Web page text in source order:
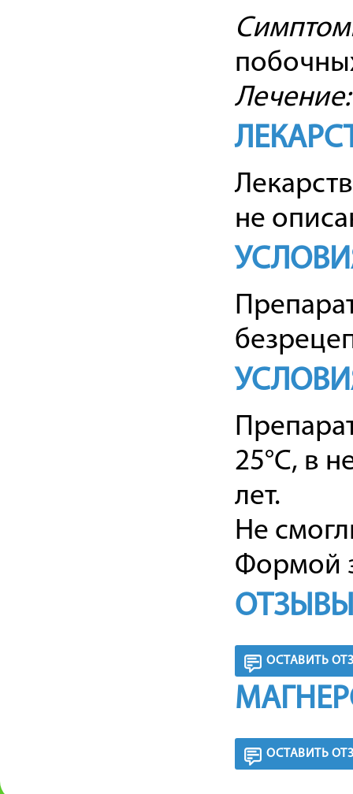
Лечение:
не
25°C, в
лет.
Не
Формой
ОСТАВИТЬ
ОСТАВИТЬ